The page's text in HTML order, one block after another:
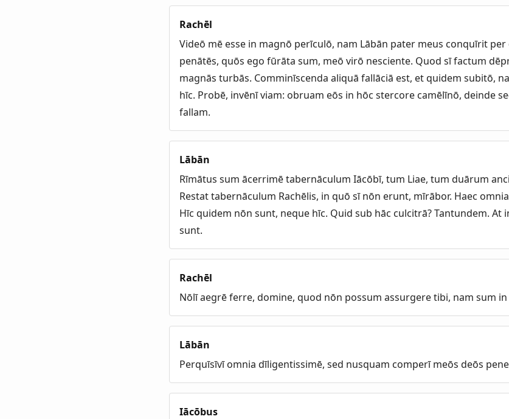
Rachēl
Videō mē esse in magnō perīculō, nam Lābān pater meus conquīrit
penātēs, quōs ego fūrāta sum, meō virō nesciente. Quod sī factum
magnās turbās. Comminīscenda aliquā fallāciā est, et quidem subitō,
hīc. Probē, invēnī viam: obruam eōs in hōc stercore camēlīnō, deinde
fallam.
Lābān
Rīmātus sum ācerrimē tabernāculum Iācōbī, tum Liae, tum duārum
Restat tabernāculum Rachēlis, in quō sī nōn erunt, mīrābor. Haec
Hīc quidem nōn sunt, neque hīc. Quid sub hāc culcitrā? Tantundem. At
sunt.
Rachēl
Nōlī aegrē ferre, domine, quod nōn possum assurgere tibi, nam sum
Lābān
Perquīsīvī omnia dīligentissimē, sed nusquam comperī meōs deōs
Iācōbus